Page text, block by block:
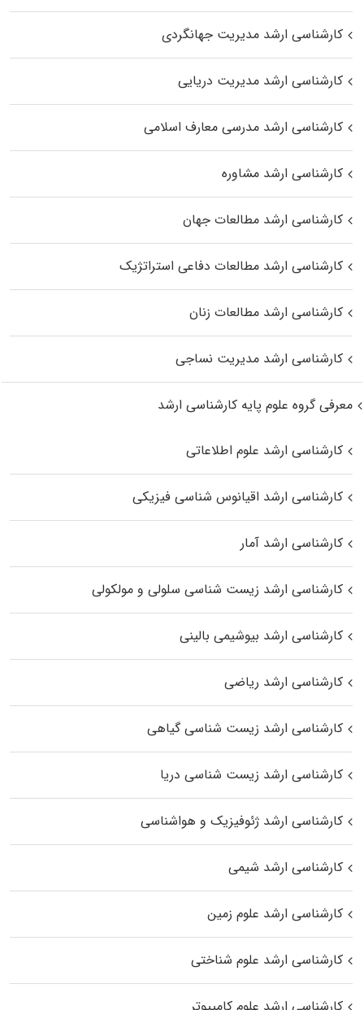
کارشناسی ارشد مدیریت جهانگردی
کارشناسی ارشد مدیریت دریایی
کارشناسی ارشد مدرسی معارف اسلامی
کارشناسی ارشد مشاوره
کارشناسی ارشد مطالعات جهان
کارشناسی ارشد مطالعات دفاعی استراتژیک
کارشناسی ارشد مطالعات زنان
کارشناسی ارشد مدیریت نساجی
معرفی گروه علوم پایه کارشناسی ارشد
کارشناسی ارشد علوم اطلاعاتی
کارشناسی ارشد اقیانوس‌ شناسی فیزیکی
کارشناسی ارشد آمار
کارشناسی ارشد زیست شناسی سلولی و مولکولی
کارشناسی ارشد بیوشیمی بالینی
کارشناسی ارشد ریاضی
کارشناسی ارشد زیست‌ شناسی گیاهی
کارشناسی ارشد زیست‌ شناسی دریا
کارشناسی ارشد ژئوفیزیک و هواشناسی
کارشناسی ارشد شیمی
کارشناسی ارشد علوم زمین
کارشناسی ارشد علوم شناختی